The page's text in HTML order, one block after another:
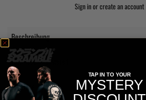
Sign in or create an account
Beschreibung
Questions Answered
Delivery
TAP IN TO YOUR
MYSTERY